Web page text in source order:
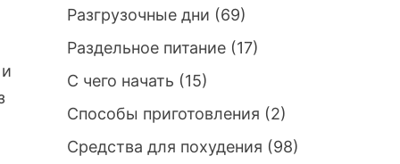
Разгрузочные дни (69)
Раздельное питание(17)
С чего начать (15)
Способы приготовления (2)
Средства для похудения (98)